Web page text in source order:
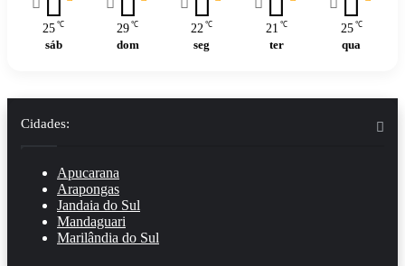
25 ℃
sáb
29 ℃
dom
22 ℃
seg
21 ℃
ter
25 ℃
qua
Cidades:
Apucarana
Arapongas
Jandaia do Sul
Mandaguari
Marilândia do Sul